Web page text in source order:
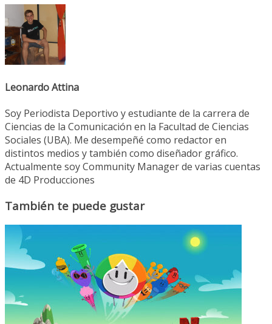
Leonardo Attina
Soy Periodista Deportivo y estudiante de la carrera de
Ciencias de la Comunicación en la Facultad de Ciencias
Sociales (UBA). Me desempeñé como redactor en
distintos medios y también como diseñador gráfico.
Actualmente soy Community Manager de varias cuentas
de 4D Producciones
También te puede gustar